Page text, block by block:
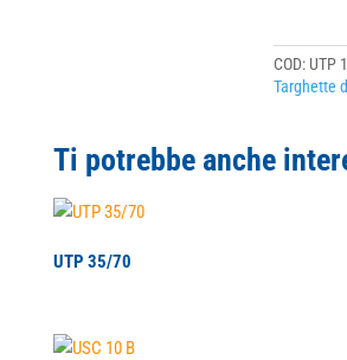
COD: UTP
Targhette
Ti potrebbe anche
UTP 35/70